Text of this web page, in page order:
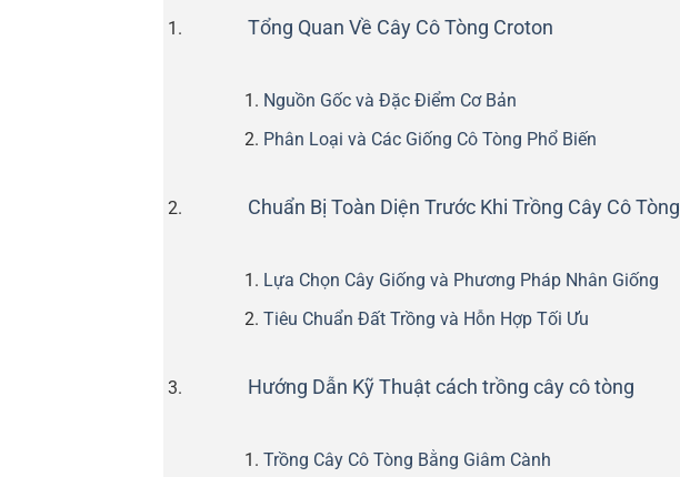
Tổng Quan Về Cây Cô Tòng Croton
Nguồn Gốc và Đặc Điểm Cơ Bản
Phân Loại và Các Giống Cô Tòng Phổ Biến
Chuẩn Bị Toàn Diện Trước Khi Trồng Cây Cô Tòng
Lựa Chọn Cây Giống và Phương Pháp Nhân Giống
Tiêu Chuẩn Đất Trồng và Hỗn Hợp Tối Ưu
Hướng Dẫn Kỹ Thuật cách trồng cây cô tòng
Trồng Cây Cô Tòng Bằng Giâm Cành